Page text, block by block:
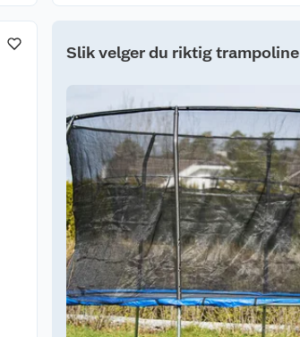
Slik velger du riktig trampoline